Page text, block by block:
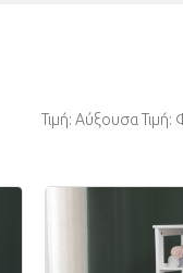
Τιμή: Αύξουσα Τιμή: